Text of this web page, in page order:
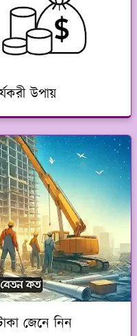
উপায়
জেনে নিন